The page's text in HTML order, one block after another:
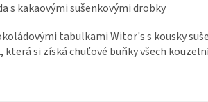
s kakaovými sušenkovými drobky
tabulkami Witor's s kousky
která si získá chuťové buňky všech